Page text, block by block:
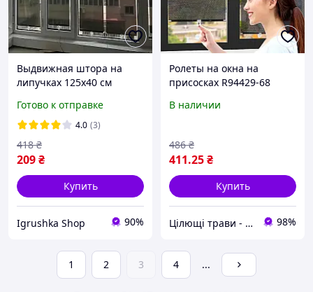
Выдвижная штора на
липучках 125х40 см
балкона автомобиля
жалюзи от солнца с
установкой
Готово к отправке
4.0 (3)
209₴
418 ₴
Купить
Igrushka Shop 90%
Ролеты на окна на
присосках R94429-68
шторка солнцезащитная
В наличии
411.25₴
486 ₴
Купить
Цілющі трави - товары для здоровя и красоты 98%
1 2 3 4 ...